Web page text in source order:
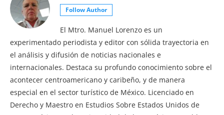
Follow Author
El Mtro. Manuel Lorenzo es un
experimentado periodista y editor con sólida trayectoria en
el análisis y difusión de noticias nacionales e
internacionales. Destaca su profundo conocimiento sobre el
acontecer centroamericano y caribeño, y de manera
especial en el sector turístico de México. Licenciado en
Derecho y Maestro en Estudios Sobre Estados Unidos de